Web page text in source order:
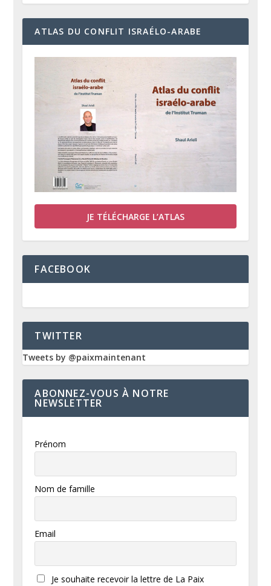
ATLAS DU CONFLIT ISRAÉLO-ARABE
JE TÉLÉCHARGE L’ATLAS
FACEBOOK
TWITTER
Tweets by @paixmaintenant
ABONNEZ-VOUS À NOTRE
NEWSLETTER
Prénom
Nom de famille
Email
Je souhaite recevoir la lettre de La Paix